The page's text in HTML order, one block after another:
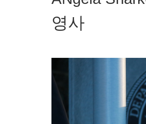
영사